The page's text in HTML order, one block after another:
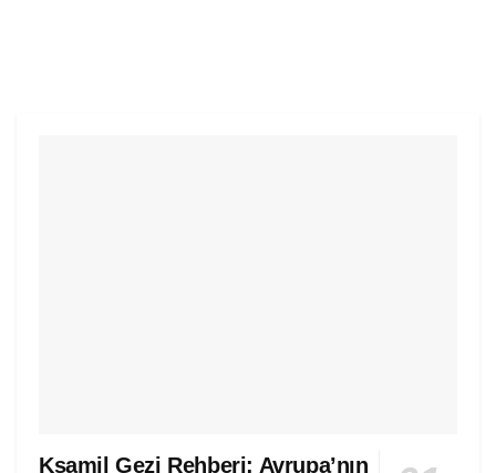
Ksamil Gezi Rehberi: Avrupa’nın